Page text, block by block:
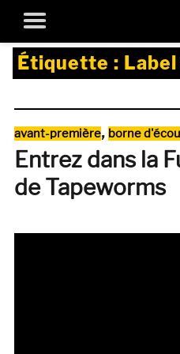
Étiquette :
Catégories
avant-première, borne
Entrez dans la
de Tapeworms